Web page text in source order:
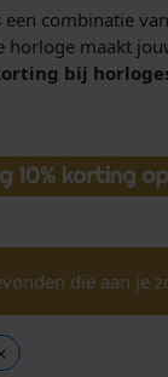
een combinatie
horloge maakt
bij
die aan je